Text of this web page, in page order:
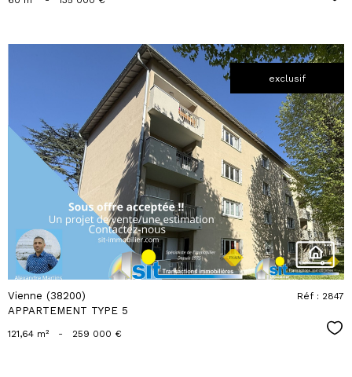
exclusif
voir le
bien
Vienne (38200)
APPARTEMENT TYPE 5
Réf : 2847
121,64 m² - 259 000 €